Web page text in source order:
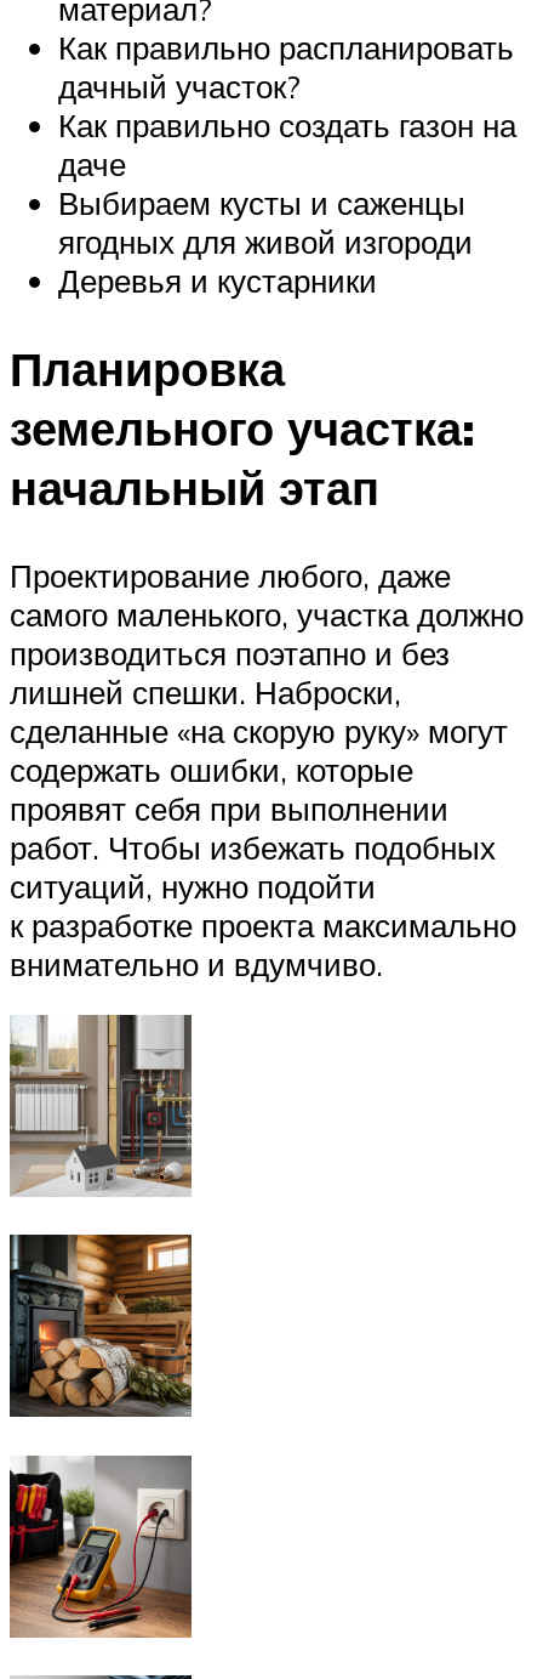
материал?
Как правильно распланировать
дачный участок?
Как правильно создать газон на
даче
Выбираем кусты и саженцы
ягодных для живой изгороди
Деревья и кустарники
Планировка
земельного участка:
начальный этап
Проектирование любого, даже
самого маленького, участка должно
производиться поэтапно и без
лишней спешки. Наброски,
сделанные «на скорую руку» могут
содержать ошибки, которые
проявят себя при выполнении
работ. Чтобы избежать подобных
ситуаций, нужно подойти
к разработке проекта максимально
внимательно и вдумчиво.